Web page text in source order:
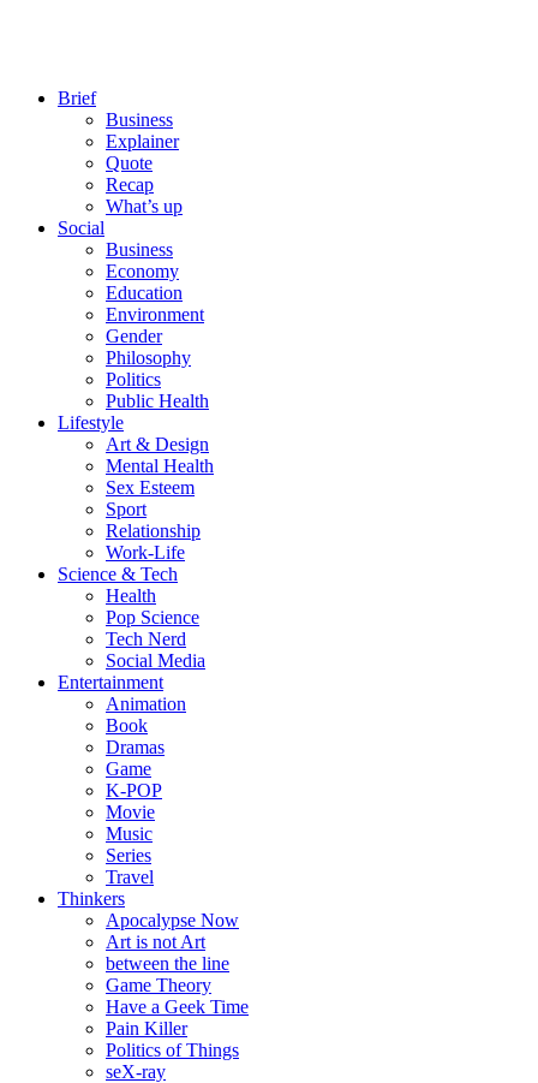
Brief
Business
Explainer
Quote
Recap
What’s up
Social
Business
Economy
Education
Environment
Gender
Philosophy
Politics
Public Health
Lifestyle
Art & Design
Mental Health
Sex Esteem
Sport
Relationship
Work-Life
Science & Tech
Health
Pop Science
Tech Nerd
Social Media
Entertainment
Animation
Book
Dramas
Game
K-POP
Movie
Music
Series
Travel
Thinkers
Apocalypse Now
Art is not Art
between the line
Game Theory
Have a Geek Time
Pain Killer
Politics of Things
seX-ray